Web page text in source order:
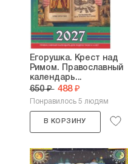
Егорушка. Крест над
Римом. Православный
календарь...
650 ₽ 488 ₽
Понравилось 5 людям
В КОРЗИНУ